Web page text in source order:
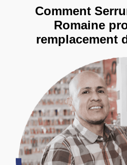
Comment
Romaine
remplacement